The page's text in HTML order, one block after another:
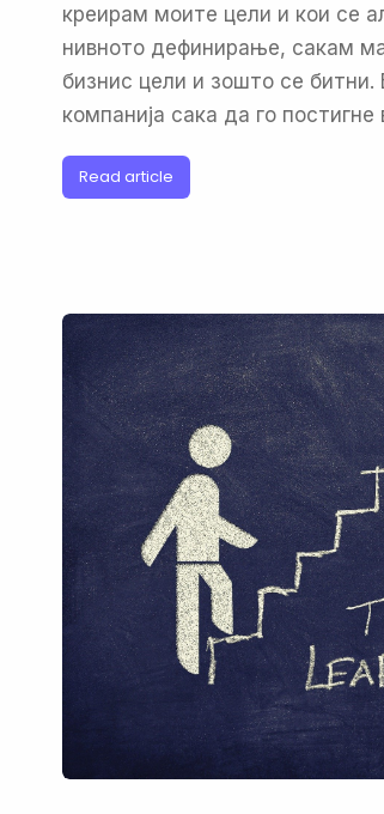
креирам моите цели и кои се
нивното дефинирање, сакам
бизнис цели и зошто се
компанија сака да го постигне
Read article